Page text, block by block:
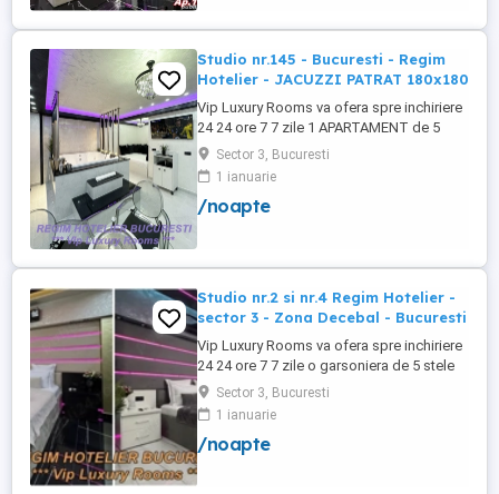
PRIVAT in complex ...
Studio nr.145 - Bucuresti - Regim
Hotelier - JACUZZI PATRAT 180x180
Vip Luxury Rooms va ofera spre inchiriere
24 24 ore 7 7 zile 1 APARTAMENT de 5
stele Luxos cu un desing unic si deosebit
in Sector 3 Bucuresti . APARTAMENTUL se
alfa in Complex Rezidential Nou . Acces
Bariera Monitorizare Video in Complex (
Sector 3, Bucuresti
1 ianuarie
/noapte
Studio nr.2 si nr.4 Regim Hotelier -
sector 3 - Zona Decebal - Bucuresti
Vip Luxury Rooms va ofera spre inchiriere
24 24 ore 7 7 zile o garsoniera de 5 stele
Luxoase cu un desing unic si deosebit in
Sector 3 Bucuresti . Garsoniera se alfa in
Complex Rezidential Nou . Monitorizare
Video in Complex ( de la Politia Locala
Sector 3, Bucuresti
1 ianuarie
/noapte